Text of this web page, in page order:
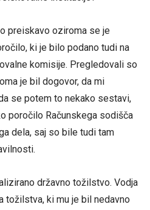
preiskavo oziroma se je
ki je bilo podano tudi na
komisije. Pregledovali so
je bil dogovor, da mi
se potem to nekako sestavi,
poročilo Računskega sodišča
dela, saj so bile tudi tam
državno tožilstvo. Vodja
tožilstva, ki mu je bil nedavno